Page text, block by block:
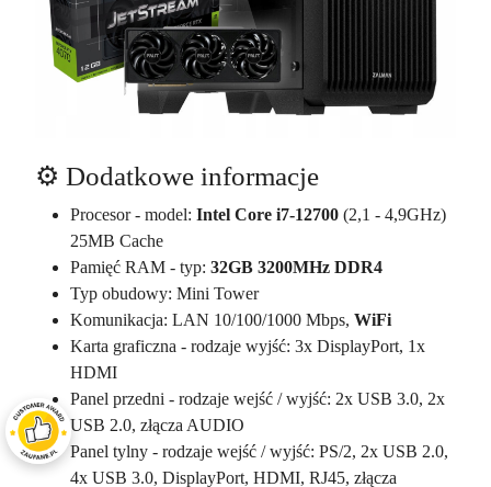
⚙️ Dodatkowe informacje
Procesor - model: Intel Core i7-12700 (2,1 - 4,9GHz)
25MB Cache
Pamięć RAM - typ: 32GB 3200MHz DDR4
Typ obudowy: Mini Tower
Komunikacja: LAN 10/100/1000 Mbps, WiFi
Karta graficzna - rodzaje wyjść: 3x DisplayPort, 1x
HDMI
Panel przedni - rodzaje wejść / wyjść: 2x USB 3.0, 2x
USB 2.0, złącza AUDIO
Panel tylny - rodzaje wejść / wyjść: PS/2, 2x USB 2.0,
4x USB 3.0, DisplayPort, HDMI, RJ45, złącza